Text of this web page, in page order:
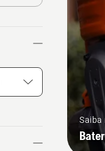
Saiba